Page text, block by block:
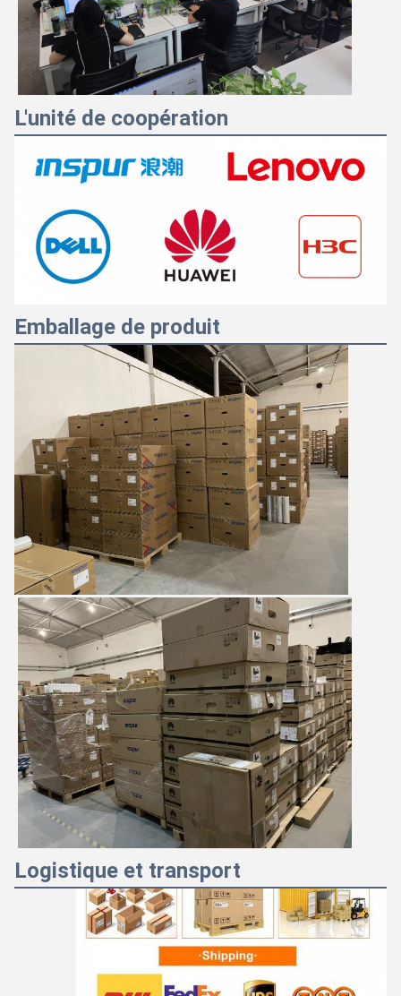
L'unité de coopération
Emballage de produit
Logistique et transport